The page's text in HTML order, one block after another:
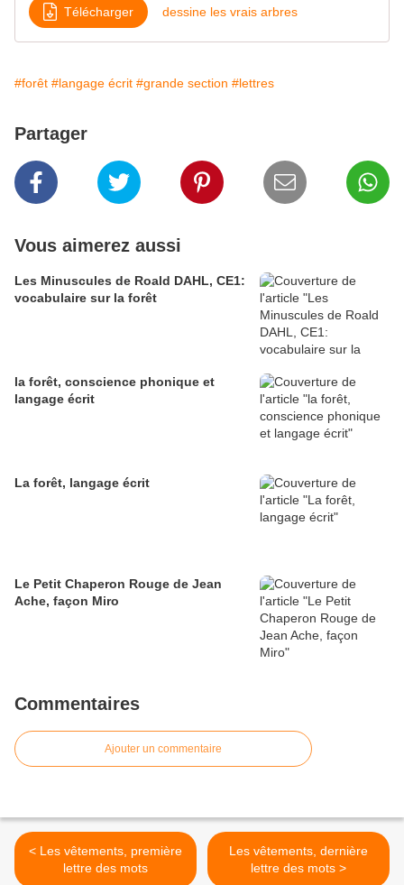
Télécharger dessine les vrais arbres
#forêt #langage écrit #grande section #lettres
Partager
Vous aimerez aussi
Les Minuscules de Roald DAHL, CE1:
vocabulaire sur la forêt
la forêt, conscience phonique et
langage écrit
La forêt, langage écrit
Le Petit Chaperon Rouge de Jean
Ache, façon Miro
Commentaires
Ajouter un commentaire
< Les vêtements, première
lettre des mots
Les vêtements, dernière
lettre des mots >